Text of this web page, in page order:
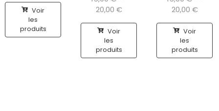
Voir
les
produits
20,00 €
Voir
les
produits
20,00 €
Voir
les
produits